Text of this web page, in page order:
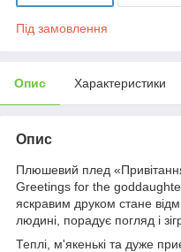
Під замовлення
Опис Характеристики
Опис
Плюшевий плед «
Greetings for the
яскравим друком стане
людині, порадує погляд і
Теплі, м'якенькі та дуже